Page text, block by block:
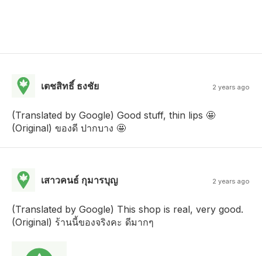
เตชสิทธิ์ ธงชัย 2 years ago
(Translated by Google) Good stuff, thin lips 🤩
(Original) ของดี ปากบาง 🤩
เสาวคนธ์ กุมารบุญ 2 years ago
(Translated by Google) This shop is real, very good.
(Original) ร้านนี้ของจริงคะ ดีมากๆ